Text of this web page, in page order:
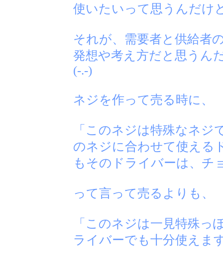
使いたいって思うんだけ
それが、需要者と供給者
発想や考え方だと思うん
(-.-)
ネジを作って売る時に、
「このネジは特殊なネ
のネジに合わせて使える
もそのドライバーは、チ
って言って売るよりも、
「このネジは一見特殊っ
ライバーでも十分使えま